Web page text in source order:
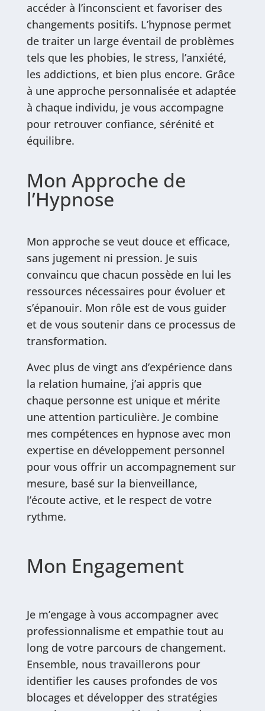
accéder à l’inconscient et favoriser des
changements positifs. L’hypnose permet
de traiter un large éventail de problèmes
tels que les phobies, le stress, l’anxiété,
les addictions, et bien plus encore. Grâce
à une approche personnalisée et adaptée
à chaque individu, je vous accompagne
pour retrouver confiance, sérénité et
équilibre.
Mon Approche de
l’Hypnose
Mon approche se veut douce et efficace,
sans jugement ni pression. Je suis
convaincu que chacun possède en lui les
ressources nécessaires pour évoluer et
s’épanouir. Mon rôle est de vous guider
et de vous soutenir dans ce processus de
transformation.
Avec plus de vingt ans d’expérience dans
la relation humaine, j’ai appris que
chaque personne est unique et mérite
une attention particulière. Je combine
mes compétences en hypnose avec mon
expertise en développement personnel
pour vous offrir un accompagnement sur
mesure, basé sur la bienveillance,
l’écoute active, et le respect de votre
rythme.
Mon Engagement
Je m’engage à vous accompagner avec
professionnalisme et empathie tout au
long de votre parcours de changement.
Ensemble, nous travaillerons pour
identifier les causes profondes de vos
blocages et développer des stratégies